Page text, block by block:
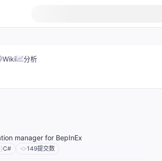
Wiki 分析
manager for BepInEx
C# 149提交数